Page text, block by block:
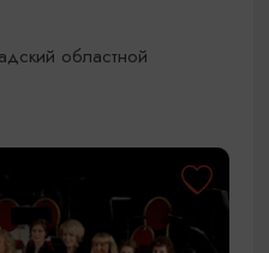
областной